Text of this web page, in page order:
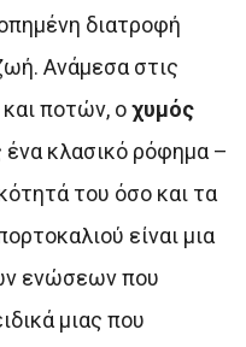
διατροφή
ζωή. Ανάμεσα στις
ποτών, οχυμός
ένα κλασικό ρόφημα –
του όσο και τα
είναι μια
ενώσεων που
μιας που